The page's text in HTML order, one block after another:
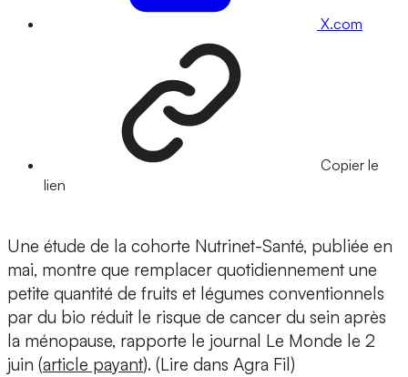
X.com
Copier le
lien
Une étude de la cohorte Nutrinet-Santé, publiée en
mai, montre que remplacer quotidiennement une
petite quantité de fruits et légumes conventionnels
par du bio réduit le risque de cancer du sein après
la ménopause, rapporte le journal Le Monde le 2
juin (article payant). (Lire dans Agra Fil)